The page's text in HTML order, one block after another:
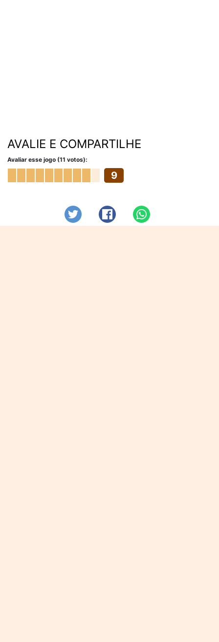
AVALIE E COMPARTILHE
Avaliar esse jogo (11 votos):
9